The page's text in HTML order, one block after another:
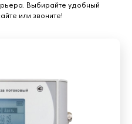
Выбирайте удобный
или звоните!